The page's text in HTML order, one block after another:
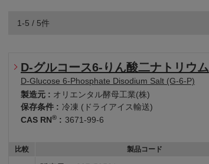
1-5 / 5件
D-グルコース6-りん酸二ナトリウム
D-Glucose 6-Phosphate Disodium Salt (G-6-P)
製造元 : オリエンタル酵母工業(株)
保存条件 : 冷凍 (ドライアイス輸送)
CAS RN® : 3671-99-6
比較 製品コード